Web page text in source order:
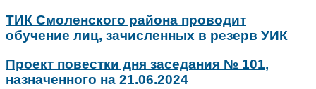
ТИК Смоленского района проводит
обучение лиц, зачисленных в резерв УИК
Проект повестки дня заседания № 101,
назначенного на 21.06.2024